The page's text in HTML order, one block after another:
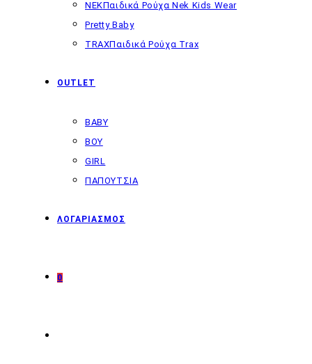
NEKΠαιδικά Ρούχα Nek Kids Wear
Pretty Baby
TRAXΠαιδικά Ρούχα Trax
OUTLET
BABY
BOY
GIRL
ΠΑΠΟΥΤΣΙΑ
ΛΟΓΑΡΙΑΣΜΟΣ
0